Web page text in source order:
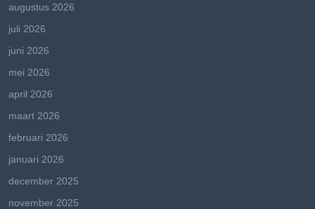
augustus 2026
juli 2026
juni 2026
mei 2026
april 2026
maart 2026
februari 2026
januari 2026
december 2025
november 2025